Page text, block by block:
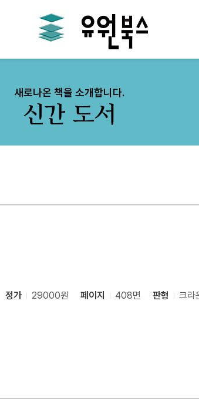
새로나온 책을 소개합니다.
신간 도서
정가 29000원 페이지 408면 판형 크라